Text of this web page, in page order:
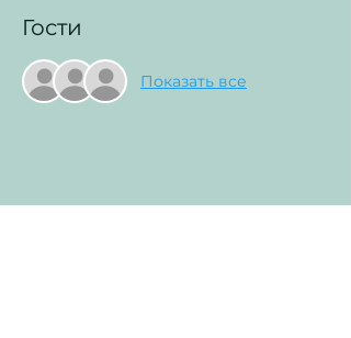
Гости
Показать все
Поделиться